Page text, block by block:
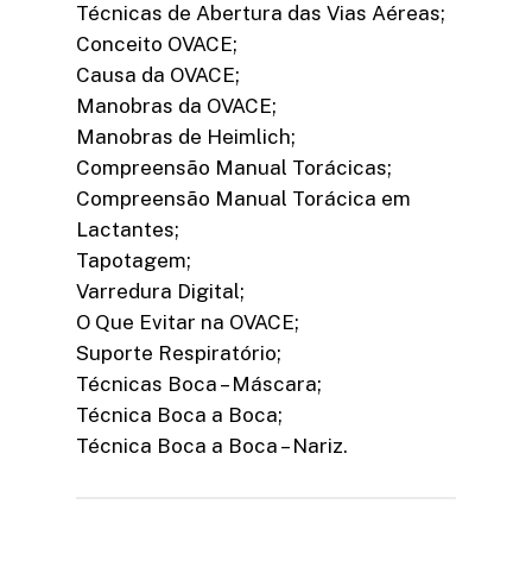
Técnicas de Abertura das Vias Aéreas;
Conceito OVACE;
Causa da OVACE;
Manobras da OVACE;
Manobras de Heimlich;
Compreensão Manual Torácicas;
Compreensão Manual Torácica em
Lactantes;
Tapotagem;
Varredura Digital;
O Que Evitar na OVACE;
Suporte Respiratório;
Técnicas Boca – Máscara;
Técnica Boca a Boca;
Técnica Boca a Boca – Nariz.